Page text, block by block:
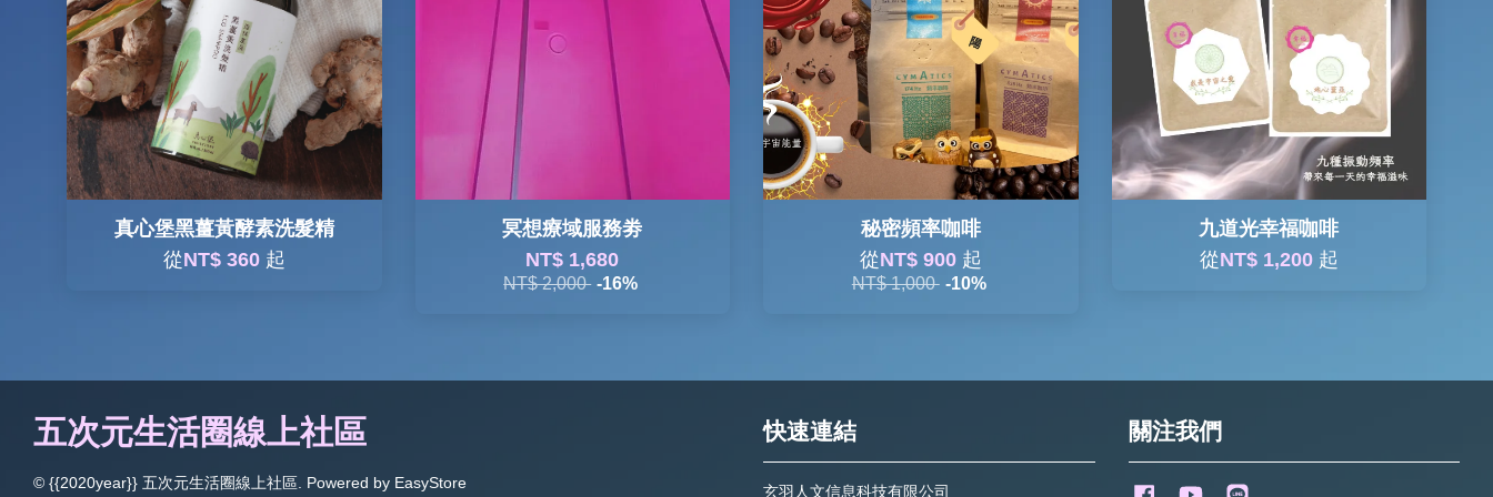
真心堡黑薑黃酵素洗髮精
從NT$ 360 起
冥想療域服務劵
NT$ 1,680
NT$ 2,000 -16%
秘密頻率咖啡
從NT$ 900 起
NT$ 1,000 -10%
九道光幸福咖啡
從NT$ 1,200 起
五次元生活圈線上社區
© {{2020year}} 五次元生活圈線上社區. Powered by EasyStore
快速連結
玄羽人文信息科技有限公司
關注我們
FacebookYouTube